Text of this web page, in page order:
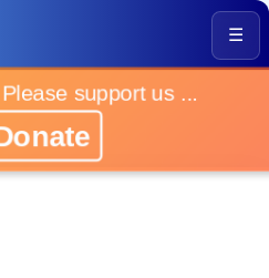
☰
support us ...